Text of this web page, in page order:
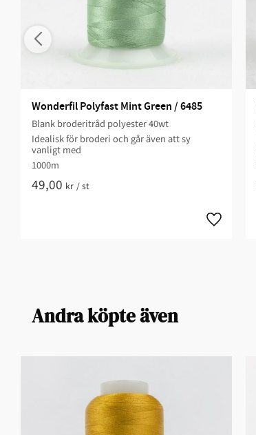
Wonderfil Polyfast Mint Green / 6485
Blank broderitråd polyester 40wt
Idealisk för broderi och går även att sy
vanligt med
1000m
49,00 kr /st
Andra köpte även